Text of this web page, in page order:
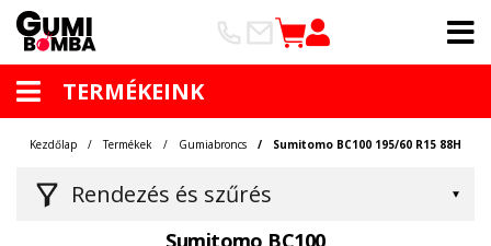
TERMÉKEINK
Rendezés és szűrés
Kezdőlap Termékek Gumiabroncs Sumitomo BC100 195/60 R15 88H
Sumitomo BC100